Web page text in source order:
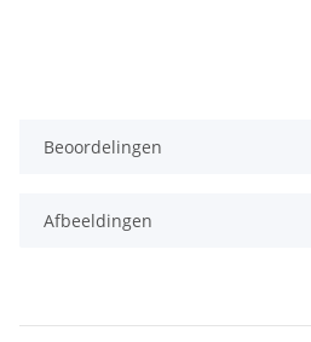
Beoordelingen
Afbeeldingen